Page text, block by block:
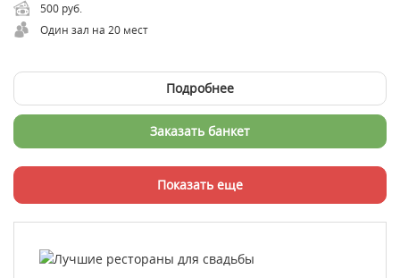
500 руб.
Один зал на 20 мест
Подробнее
Заказать банкет
Показать еще